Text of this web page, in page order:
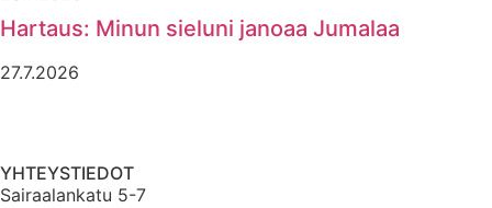
Hartaus: Minun sieluni janoaa Jumalaa
27.7.2026
YHTEYSTIEDOT
Sairaalankatu 5-7